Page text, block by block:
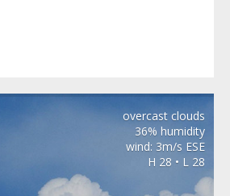
overcast clouds
36% humidity
wind: 3m/s ESE
H 28 • L 28